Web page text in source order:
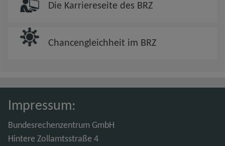
Die Karriereseite des BRZ
Chancengleichheit im BRZ
Impressum:
Bundesrechenzentrum GmbH
Hintere Zollamtsstraße 4